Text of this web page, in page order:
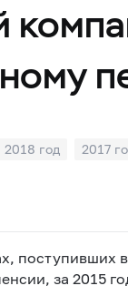
2018 год 2017
за 2015